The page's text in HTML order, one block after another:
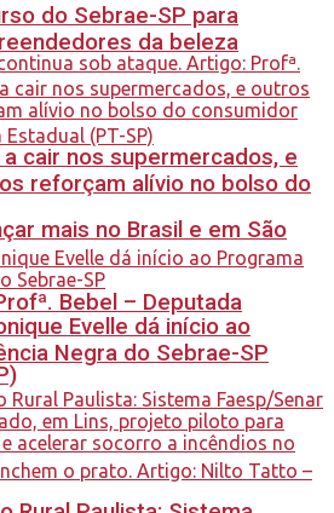
mais no Brasil e em São
Bebel – Deputada
do Sebrae-SP para
da beleza
cair nos supermercados, e
reforçam alívio no bolso do
Evelle dá início ao
Negra do Sebrae-SP